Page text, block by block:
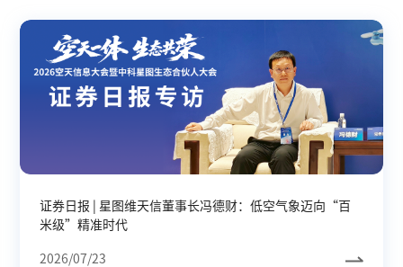
证券日报 | 星图维天信董事长冯德财：低空气象迈向“百
米级”精准时代
2026/07/23